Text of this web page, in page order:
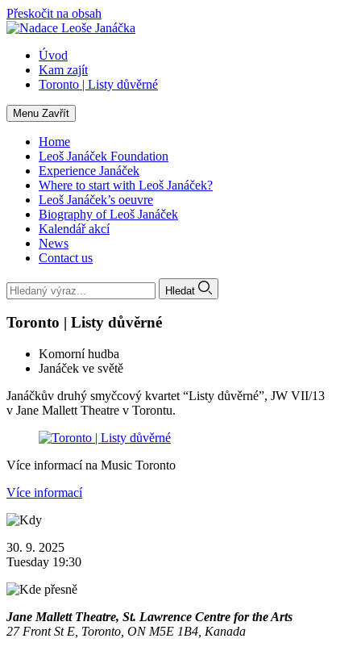
Přeskočit na obsah
Úvod
Kam zajít
Toronto | Listy důvěrné
Menu Zavřít
Home
Leoš Janáček Foundation
Experience Janáček
Where to start with Leoš Janáček?
Leoš Janáček’s oeuvre
Biography of Leoš Janáček
Kalendář akcí
News
Contact us
Hledat
Toronto | Listy důvěrné
Komorní hudba
Janáček ve světě
Janáčkův druhý smyčcový kvartet “Listy důvěrné”, JW VII/13
v Jane Mallett Theatre v Torontu.
Více informací na Music Toronto
Více informací
30. 9. 2025
Tuesday 19:30
Jane Mallett Theatre, St. Lawrence Centre for the Arts
27 Front St E, Toronto, ON M5E 1B4, Kanada